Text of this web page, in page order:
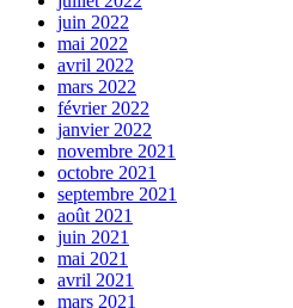
juin 2022
mai 2022
avril 2022
mars 2022
février 2022
janvier 2022
novembre 2021
octobre 2021
septembre 2021
août 2021
juin 2021
mai 2021
avril 2021
mars 2021